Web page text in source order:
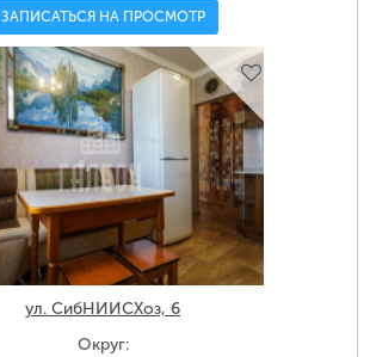
ЗАПИСАТЬСЯ НА ПРОСМОТР
ул. СибНИИСХоз, 6
Округ: